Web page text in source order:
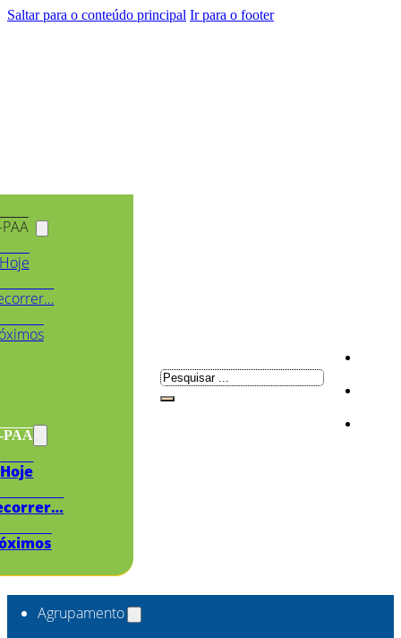
Saltar para o conteúdo principal Ir para o footer
PAA
Hoje
Pesquisar
Agrupamento